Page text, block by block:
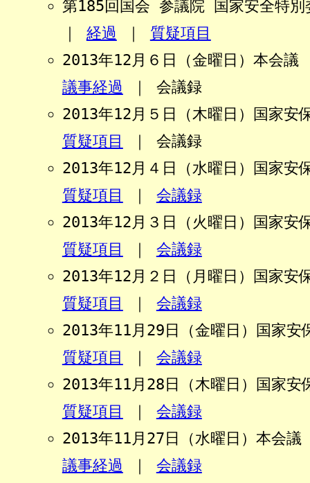
第185回国会 参議院 国家安全特別
経過
質疑項目
2013年12月６日（金曜日
議事経過
会議録
2013年12月５日（木曜日）国家
質疑項目
会議録
2013年12月４日（水曜日）国家
質疑項目
会議録
2013年12月３日（火曜日）国家
質疑項目
会議録
2013年12月２日（月曜日）国家
質疑項目
会議録
2013年11月29日（金曜日）国家
質疑項目
会議録
2013年11月28日（木曜日）国家
質疑項目
会議録
2013年11月27日（水曜日
議事経過
会議録